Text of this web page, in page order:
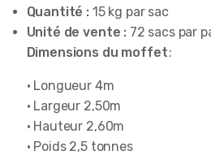
Quantité : 15 kg par sac
Unité de vente : 72 sacs par
Dimensions du moffet:
• Longueur 4m
• Largeur 2,50m
• Hauteur 2,60m
• Poids 2,5 tonnes